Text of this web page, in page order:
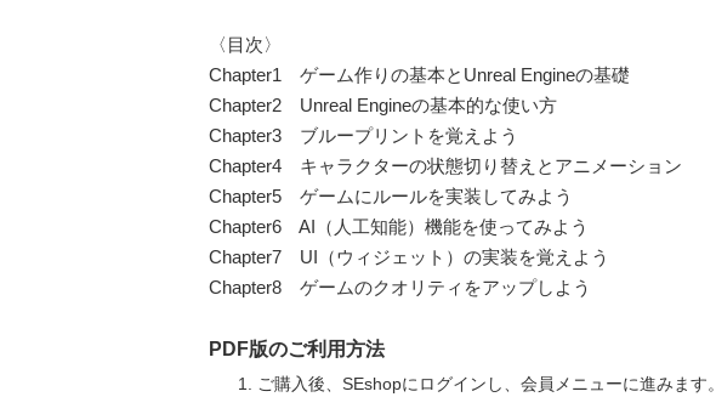
〈目次〉
Chapter1 ゲーム作りの基本とUnreal Engineの基礎
Chapter2 Unreal Engineの基本的な使い方
Chapter3 ブループリントを覚えよう
Chapter4 キャラクターの状態切り替えとアニメーション
Chapter5 ゲームにルールを実装してみよう
Chapter6 AI（人工知能）機能を使ってみよう
Chapter7 UI（ウィジェット）の実装を覚えよう
Chapter8 ゲームのクオリティをアップしよう
PDF版のご利用方法
ご購入後、SEshopにログインし、会員メニューに進みます。